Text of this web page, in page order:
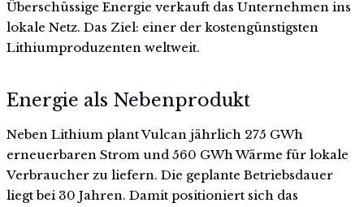
Überschüssige Energie verkauft das Unternehmen ins
lokale Netz. Das Ziel: einer der kostengünstigsten
Lithiumproduzenten weltweit.
Energie als Nebenprodukt
Neben Lithium plant Vulcan jährlich 275 GWh
erneuerbaren Strom und 560 GWh Wärme für lokale
Verbraucher zu liefern. Die geplante Betriebsdauer
liegt bei 30 Jahren. Damit positioniert sich das